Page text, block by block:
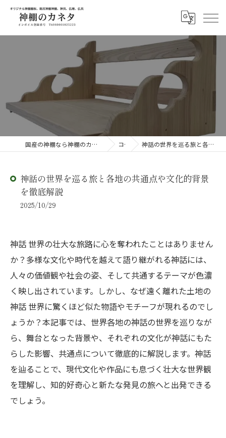
国産の神棚なら神棚のカネタ ～日々のしあわせを感じる物を～ コラム 神話の世界を巡る旅と各地の共通点や文化的背景を徹底解説
神話の世界を巡る旅と各地の共通点や文化的背景
を徹底解説
2025/10/29
神話 世界の壮大な旅路に心を奪われたことはありません
か？多様な文化や時代を越えて語り継がれる神話には、
人々の価値観や社会の姿、そして共通するテーマが色濃
く映し出されています。しかし、なぜ遠く離れた土地の
神話 世界に驚くほど似た物語やモチーフが現れるのでし
ょうか？本記事では、世界各地の神話の世界を巡りなが
ら、舞台となった背景や、それぞれの文化が神話にもた
らした影響、共通点について徹底的に解説します。神話
を辿ることで、現代文化や作品にも息づく壮大な世界観
を理解し、知的好奇心と新たな発見の旅へと出発できる
でしょう。